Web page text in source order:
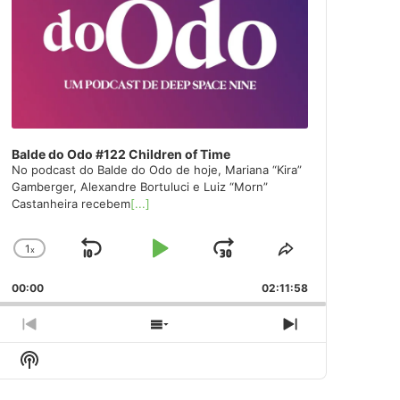
Balde do Odo #122 Children of Time
No podcast do Balde do Odo de hoje, Mariana “Kira”
Gamberger, Alexandre Bortuluci e Luiz “Morn”
Castanheira recebem[...]
Change
Rate
1x
Skip
Play
Jump
Forward
Share
Episode
00:00 02:11:58
Previous
Episode
Show
Episodes
Next
Episode
Show
Podcast